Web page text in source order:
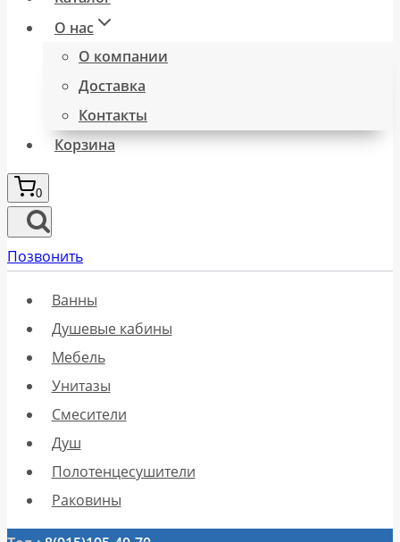
О нас
О компании
Доставка
Контакты
Корзина
0
Позвонить
Ванны
Душевые кабины
Мебель
Унитазы
Смесители
Душ
Полотенцесушители
Раковины